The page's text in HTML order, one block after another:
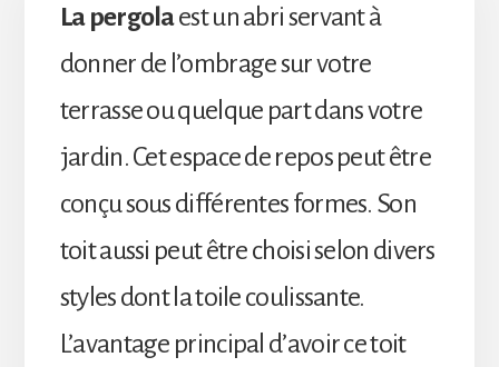
La pergolaest un abri servant à
donner de l’ombrage sur votre
terrasse ou quelque part dans votre
jardin. Cet espace de repos peut être
conçu sous différentes formes. Son
toit aussi peut être choisi selon divers
styles dont la toile coulissante.
L’avantage principal d’avoir ce toit